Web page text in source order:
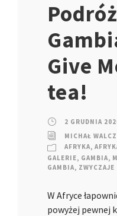
Give
tea!
2 GRUDNIA
MICHAŁ
AFRYKA,
GALERIE, GAMBIA,
GAMBIA, ZWYCZAJE
W Afryce
powyżej pewnej